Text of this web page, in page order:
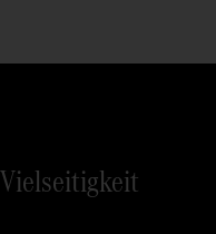
Vielseitigkeit